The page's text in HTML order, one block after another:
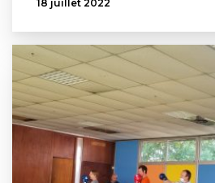
18 juillet 2022